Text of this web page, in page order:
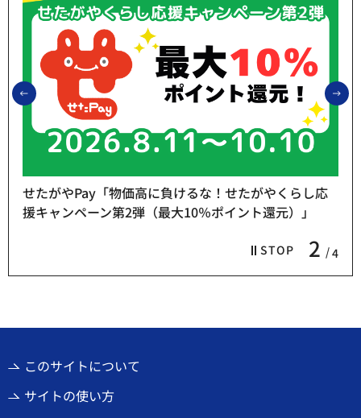
前のスライドを表示
STOP 2 4
せたがやPay「物価高に負けるな！せたがやくらし応
援キャンペーン第2弾（最大10％ポイント還元）」
このサイトについて
サイトの使い方